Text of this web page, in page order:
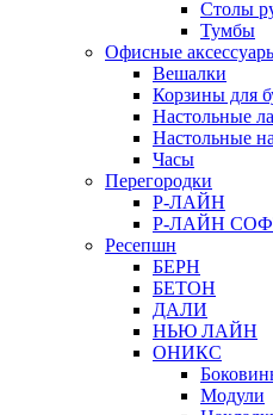
Столы
Тумбы
Офисные
Вешалки
Корзины для
Настольные
Настольные
Часы
Перегородки
Р-ЛАЙН
Р-ЛАЙН
Ресепшн
БЕРН
БЕТОН
ДАЛИ
НЬЮ ЛАЙН
ОНИКС
Модули